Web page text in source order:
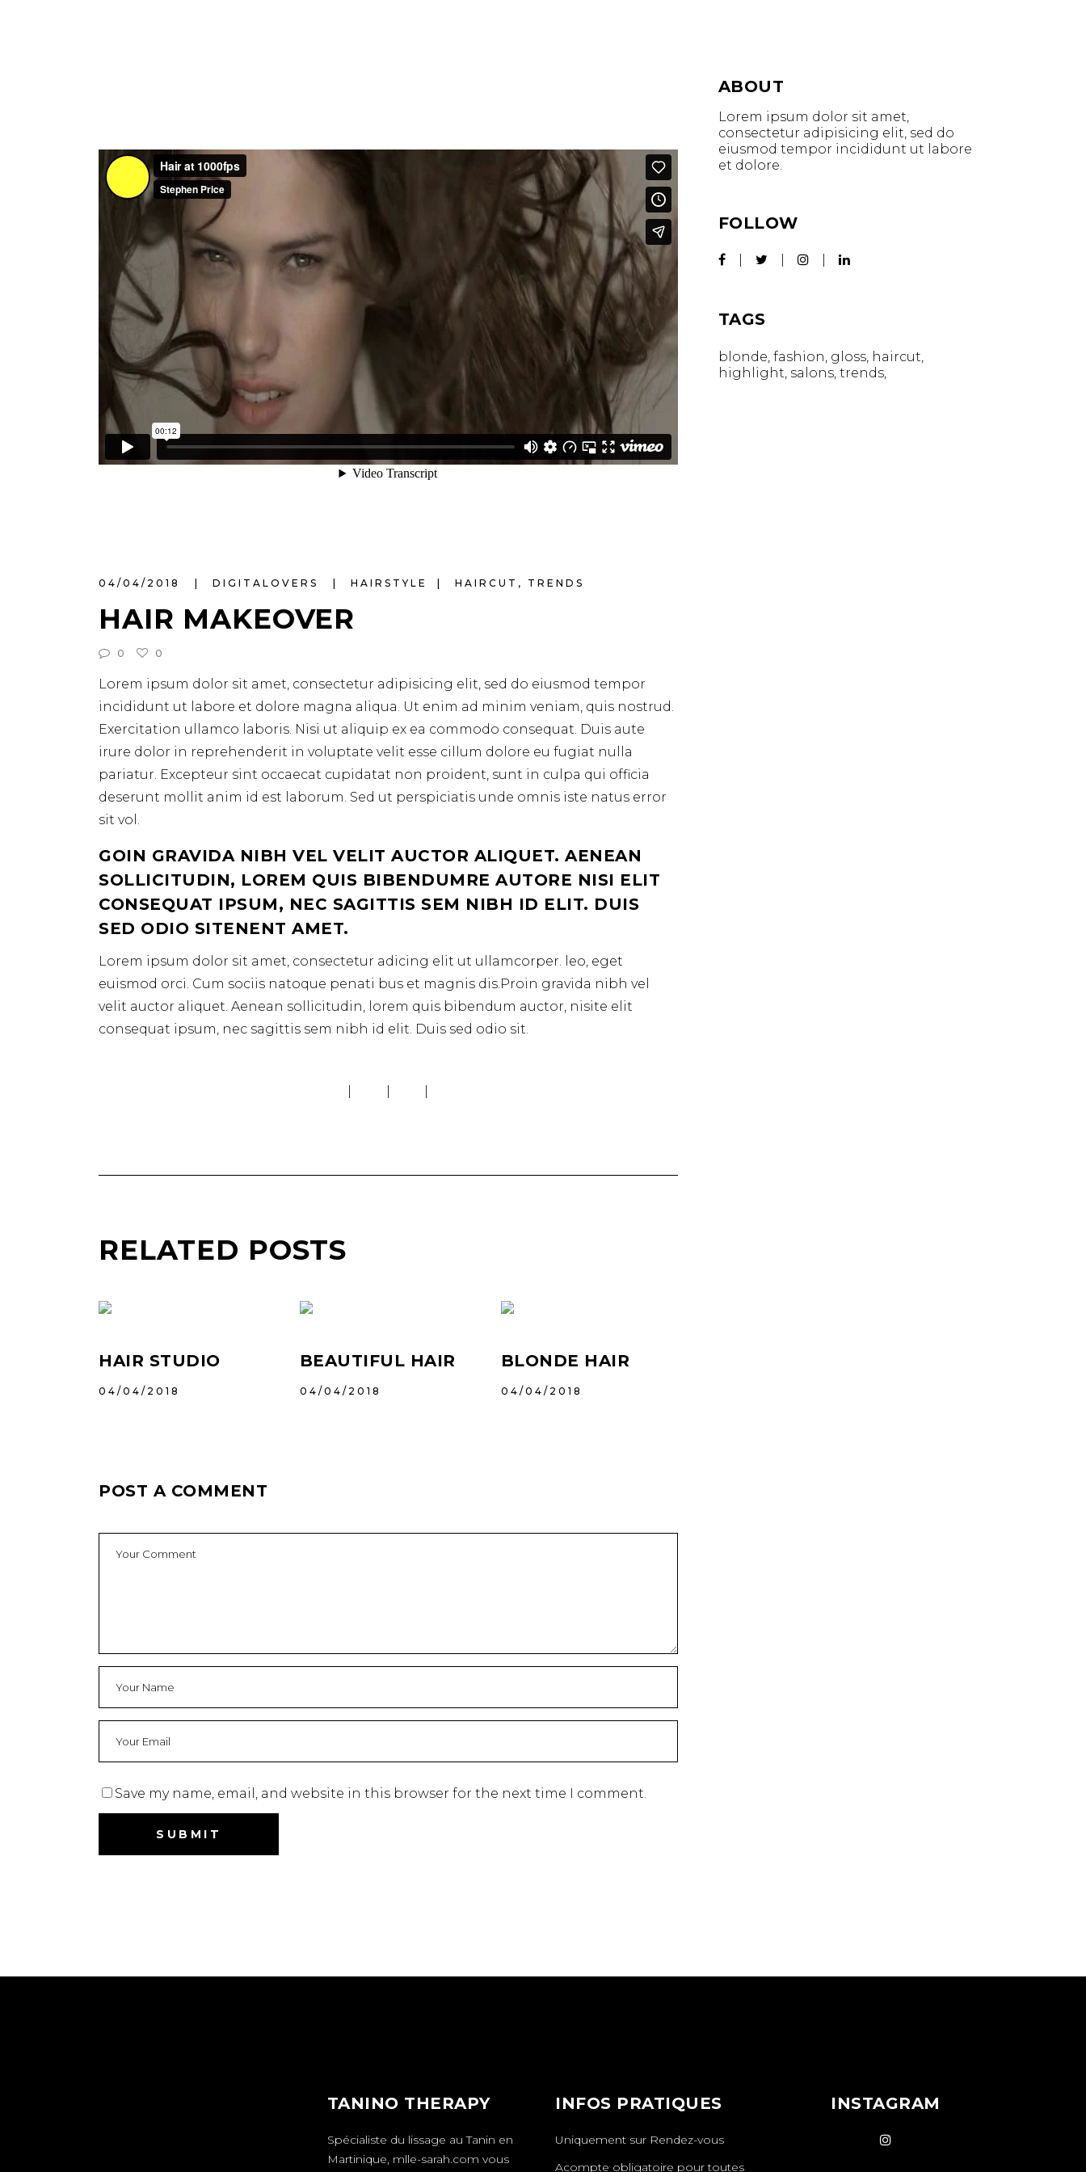
04/04/2018 DIGITALOVERS HAIRSTYLE HAIRCUT , TRENDS
HAIR MAKEOVER
0 0
Lorem ipsum dolor sit amet, consectetur adipisicing elit, sed do eiusmod tempor
incididunt ut labore et dolore magna aliqua. Ut enim ad minim veniam, quis nostrud.
Exercitation ullamco laboris. Nisi ut aliquip ex ea commodo consequat. Duis aute
irure dolor in reprehenderit in voluptate velit esse cillum dolore eu fugiat nulla
pariatur. Excepteur sint occaecat cupidatat non proident, sunt in culpa qui officia
deserunt mollit anim id est laborum. Sed ut perspiciatis unde omnis iste natus error
sit vol.
GOIN GRAVIDA NIBH VEL VELIT AUCTOR ALIQUET. AENEAN
SOLLICITUDIN, LOREM QUIS BIBENDUMRE AUTORE NISI ELIT
CONSEQUAT IPSUM, NEC SAGITTIS SEM NIBH ID ELIT. DUIS
SED ODIO SITENENT AMET.
Lorem ipsum dolor sit amet, consectetur adicing elit ut ullamcorper. leo, eget
euismod orci. Cum sociis natoque penati bus et magnis dis.Proin gravida nibh vel
velit auctor aliquet. Aenean sollicitudin, lorem quis bibendum auctor, nisite elit
consequat ipsum, nec sagittis sem nibh id elit. Duis sed odio sit.
RELATED POSTS
HAIR STUDIO
04/04/2018
BEAUTIFUL HAIR
04/04/2018
BLONDE HAIR
04/04/2018
POST A COMMENT
Save my name, email, and website in this browser for the next time I comment.
ABOUT
Lorem ipsum dolor sit amet,
consectetur adipisicing elit, sed do
eiusmod tempor incididunt ut labore
et dolore.
FOLLOW
TAGS
blonde fashion gloss haircut
highlight salons trends
TANINO THERAPY
Spécialiste du lissage au Tanin en
Martinique, mlle-sarah.com vous
INFOS PRATIQUES
Uniquement sur Rendez-vous
Acompte obligatoire pour toutes
INSTAGRAM